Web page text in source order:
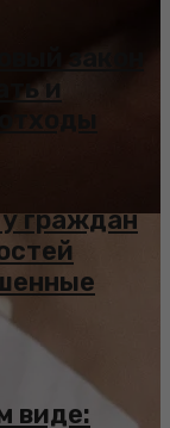
закон
и
граждан
виде: